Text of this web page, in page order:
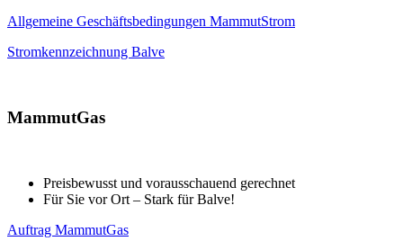
Allgemeine Geschäftsbedingungen MammutStrom
Stromkennzeichnung Balve
MammutGas
Preisbewusst und vorausschauend gerechnet
Für Sie vor Ort – Stark für Balve!
Auftrag MammutGas